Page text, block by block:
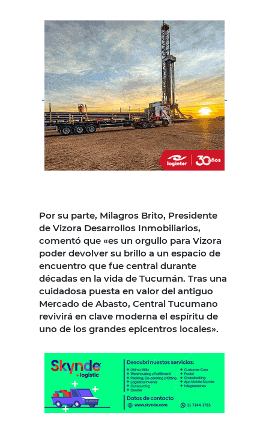
Por su parte, Milagros Brito, Presidente
de Vizora Desarrollos Inmobiliarios,
comentó que «es un orgullo para Vizora
poder devolver su brillo a un espacio de
encuentro que fue central durante
décadas en la vida de Tucumán. Tras una
cuidadosa puesta en valor del antiguo
Mercado de Abasto, Central Tucumano
revivirá en clave moderna el espíritu de
uno de los grandes epicentros locales».